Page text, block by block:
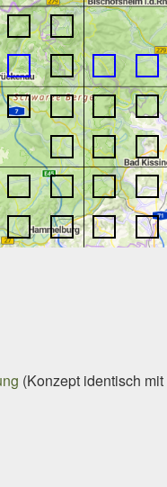
(Konzept identisch mit